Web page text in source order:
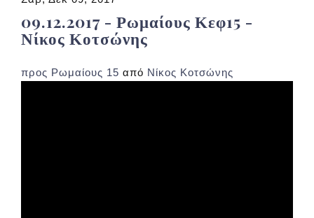
09.12.2017 - Ρωμαίους Κεφ15 -
Νίκος Κοτσώνης
προς Ρωμαίους 15 από Νίκος Κοτσώνης